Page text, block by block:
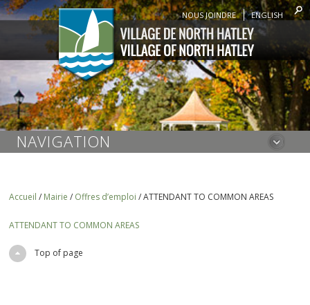
NOUS JOINDRE ENGLISH
NAVIGATION
Accueil / Mairie / Offres d’emploi /ATTENDANT TO COMMON AREAS
ATTENDANT TO COMMON AREAS
Top of page